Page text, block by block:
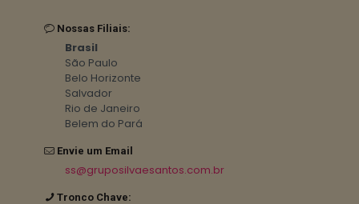
Nossas Filiais:
Brasil
São Paulo
Belo Horizonte
Salvador
Rio de Janeiro
Belem do Pará
Envie um Email
ss@gruposilvaesantos.com.br
Tronco Chave: